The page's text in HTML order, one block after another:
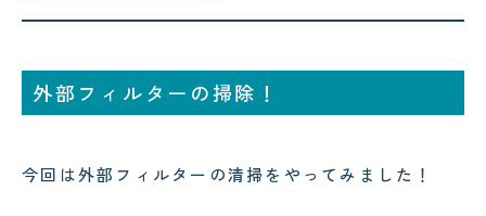
2026.08.06
郡上・長良川で感じる夏の涼｜メ
ンテナンスの合間の癒し時間
2026.08.05
コクテンフグの意外な一面！海水
水槽メンテナンスで起きた出来事
外部フィルターの掃除！
今回は外部フィルターの清掃をやってみました！